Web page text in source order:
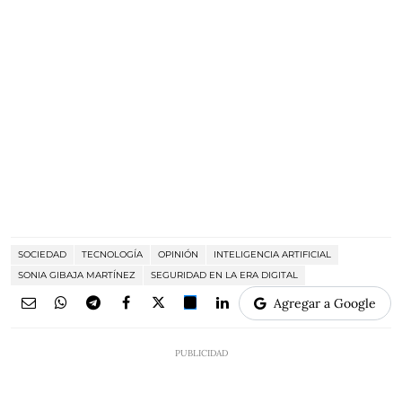
SOCIEDAD TECNOLOGÍA OPINIÓN
INTELIGENCIA ARTIFICIAL
SONIA GIBAJA MARTÍNEZ
SEGURIDAD EN LA ERA DIGITAL
Agregar a Google